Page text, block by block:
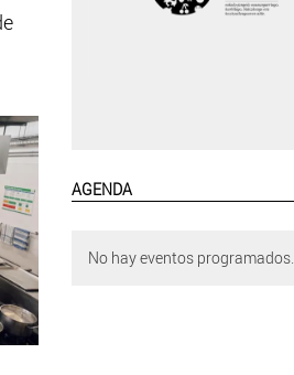
AGENDA
No hay eventos programados.